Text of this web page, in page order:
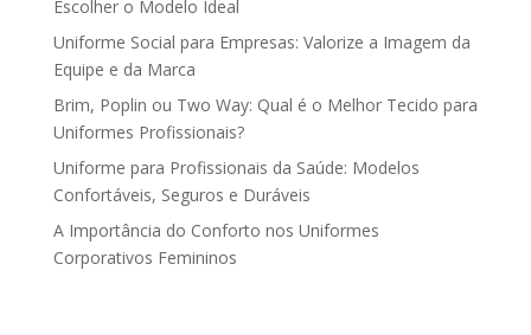
Escolher o Modelo Ideal
Uniforme Social para Empresas: Valorize a Imagem da
Equipe e da Marca
Brim, Poplin ou Two Way: Qual é o Melhor Tecido para
Uniformes Profissionais?
Uniforme para Profissionais da Saúde: Modelos
Confortáveis, Seguros e Duráveis
A Importância do Conforto nos Uniformes
Corporativos Femininos